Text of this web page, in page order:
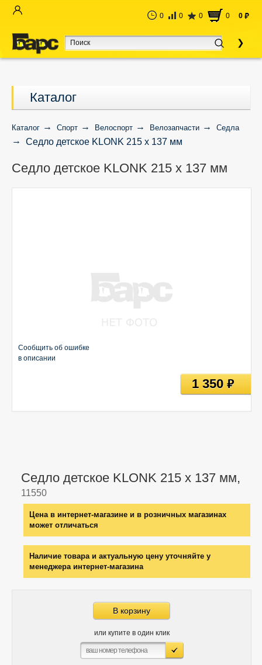
0 0 0 0 0 руб
Каталог
Каталог Спорт Велоспорт Велозапчасти Седла
Седло детское KLONK 215 x 137 мм
Седло детское KLONK 215 x 137 мм
Седло детское KLONK 215 x 137 мм,
11550
Цена в интернет-магазине и в розничных магазинах
может отличаться
Наличие товара и актуальную цену уточняйте у
менеджера интернет-магазина
В корзину
или купите в один клик
Сообщить об ошибке
в описании
1 350руб